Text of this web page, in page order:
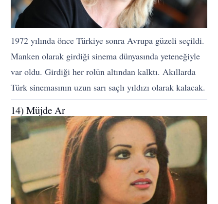
1972 yılında önce Türkiye sonra Avrupa güzeli seçildi.
Manken olarak girdiği sinema dünyasında yeteneğiyle
var oldu. Girdiği her rolün altından kalktı. Akıllarda
Türk sinemasının uzun sarı saçlı yıldızı olarak kalacak.
14) Müjde Ar